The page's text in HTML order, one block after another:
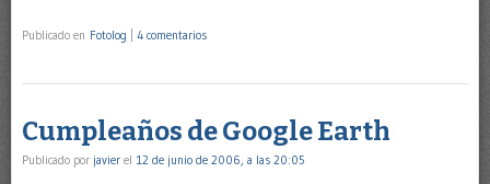
Publicado en Fotolog 4 comentarios
Cumpleaños de Google Earth
Publicado por javier el 12 de junio de 2006, a las 20:05